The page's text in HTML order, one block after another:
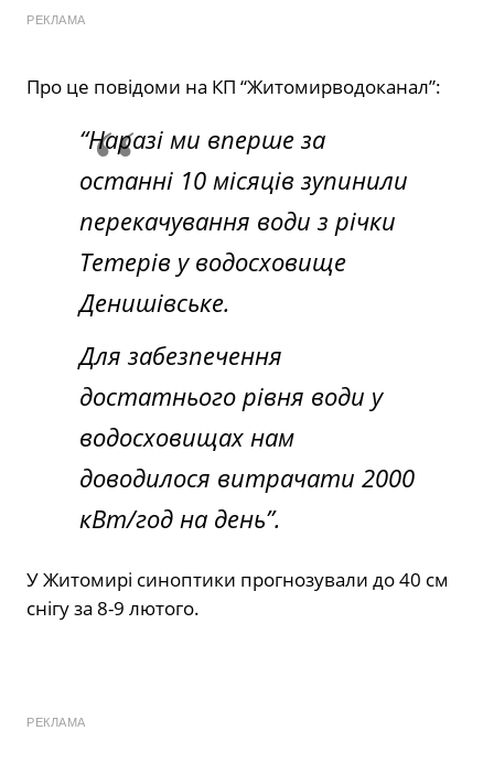
РЕКЛАМА
Про це повідоми на КП “Житомирводоканал”:
“Наразі ми вперше за
останні 10 місяців зупинили
перекачування води з річки
Тетерів у водосховище
Денишівське.
Для забезпечення
достатнього рівня води у
водосховищах нам
доводилося витрачати 2000
кВт/год на день”.
У Житомирі синоптики прогнозували до 40 см
снігу за 8-9 лютого.
РЕКЛАМА